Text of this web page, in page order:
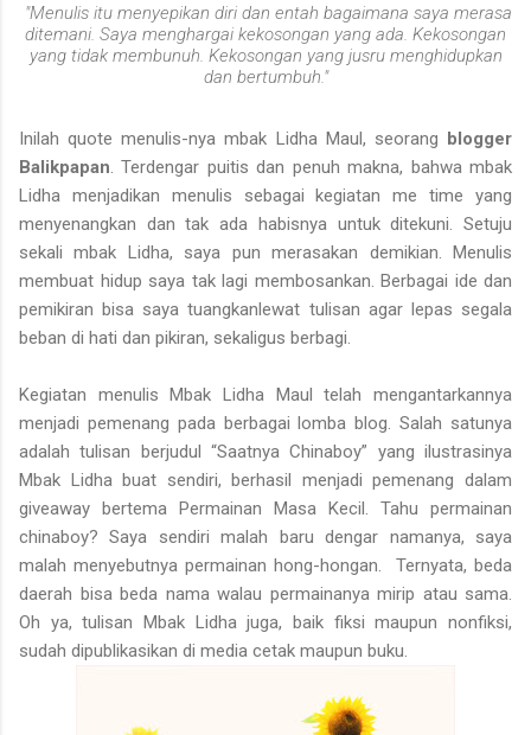
"Menulis itu menyepikan diri dan entah bagaimana saya merasa
ditemani. Saya menghargai kekosongan yang ada. Kekosongan
yang tidak membunuh. Kekosongan yang jusru menghidupkan
dan bertumbuh."
Inilah quote menulis-nya mbak Lidha Maul, seorang blogger
Balikpapan. Terdengar puitis dan penuh makna, bahwa mbak
Lidha menjadikan menulis sebagai kegiatan me time yang
menyenangkan dan tak ada habisnya untuk ditekuni. Setuju
sekali mbak Lidha, saya pun merasakan demikian. Menulis
membuat hidup saya tak lagi membosankan. Berbagai ide dan
pemikiran bisa saya tuangkanlewat tulisan agar lepas segala
beban di hati dan pikiran, sekaligus berbagi.
Kegiatan menulis Mbak Lidha Maul telah mengantarkannya
menjadi pemenang pada berbagai lomba blog. Salah satunya
adalah tulisan berjudul “Saatnya Chinaboy” yang ilustrasinya
Mbak Lidha buat sendiri, berhasil menjadi pemenang dalam
giveaway bertema Permainan Masa Kecil. Tahu permainan
chinaboy? Saya sendiri malah baru dengar namanya, saya
malah menyebutnya permainan hong-hongan.
Ternyata, beda
daerah bisa beda nama walau permainanya mirip atau sama.
Oh ya, tulisan Mbak Lidha juga, baik fiksi maupun nonfiksi,
sudah dipublikasikan di media cetak maupun buku.